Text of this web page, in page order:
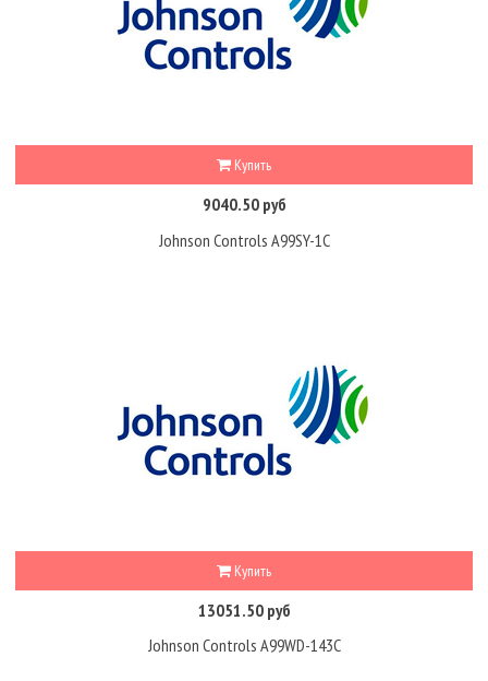
Купить
9040.50 руб
Johnson Controls A99SY-1C
Купить
13051.50 руб
Johnson Controls A99WD-143C